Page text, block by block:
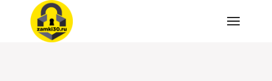
Перейти
содержимому